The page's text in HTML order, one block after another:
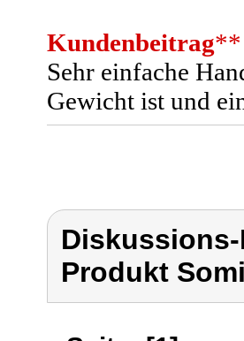
Kundenbeitrag**
Sehr einfache
Gewicht ist und
Produkt